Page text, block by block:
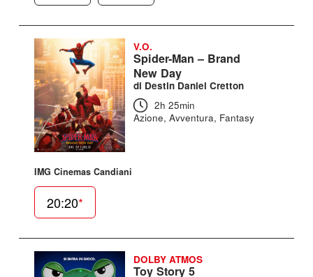
V.O.
Spider-Man – Brand
New Day
di Destin Daniel Cretton
2h 25min
Azione, Avventura, Fantasy
IMG Cinemas Candiani
20:20*
DOLBY ATMOS
Toy Story 5